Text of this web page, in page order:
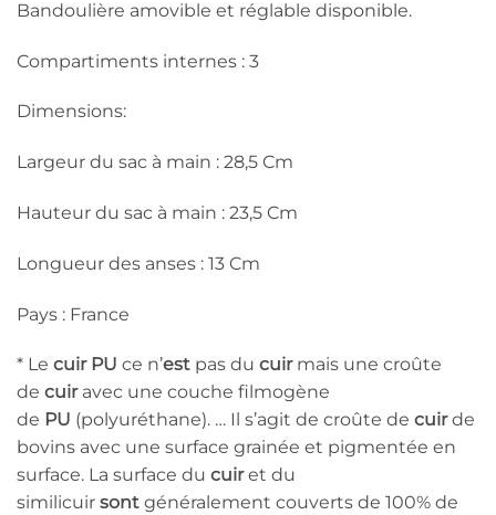
Bandoulière amovible et réglable disponible.
Compartiments internes : 3
Dimensions:
Largeur du sac à main : 28,5 Cm
Hauteur du sac à main : 23,5 Cm
Longueur des anses : 13 Cm
Pays : France
* Le cuir PU ce n’est pas du cuirmais une croûte
de cuiravec une couche filmogène
de PU (polyuréthane). … Il s’agit de croûte de cuirde
bovins avec une surface grainée et pigmentée en
surface. La surface du cuiret du
similicuir sont généralement couverts de 100% de